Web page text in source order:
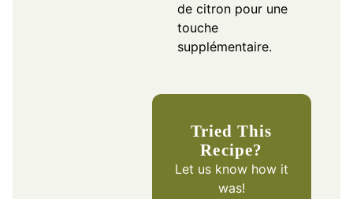
de citron pour une
touche
supplémentaire.
Tried This
Recipe?
Let us knowhow it
was!